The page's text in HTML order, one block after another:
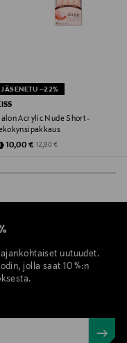
JÄSENETU –22%
Acrylic Nude Short -
Discounted Price
10,00 € Original Price
12,90 €
uutuudet.
jolla saat 10 %:n